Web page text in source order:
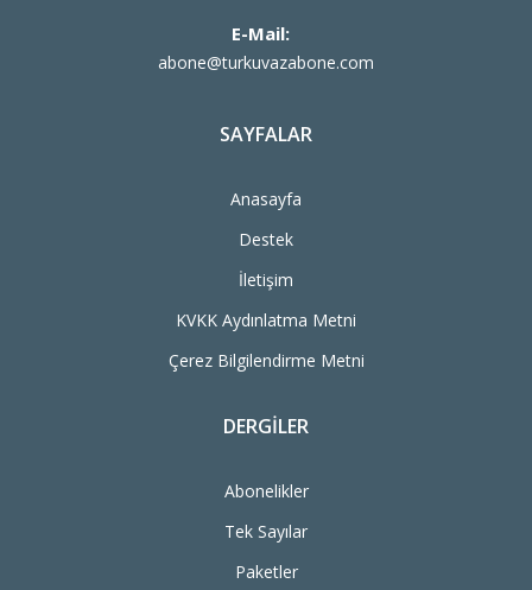
E-Mail:
abone@turkuvazabone.com
SAYFALAR
Anasayfa
Destek
İletişim
KVKK Aydınlatma Metni
Çerez Bilgilendirme Metni
DERGILER
Abonelikler
Tek Sayılar
Paketler